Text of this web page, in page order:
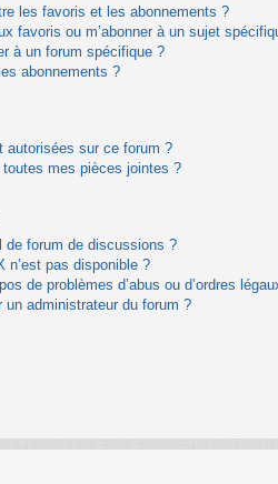
les favoris et les abonnements ?
favoris ou m’abonner à un sujet
à un forum spécifique ?
abonnements ?
autorisées sur ce forum ?
mes pièces jointes ?
de forum de discussions ?
n’est pas disponible ?
de problèmes d’abus ou d’ordres
administrateur du forum ?